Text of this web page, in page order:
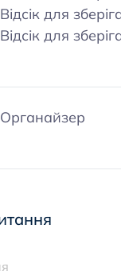
Відсік для
Відсік для
Органайзер